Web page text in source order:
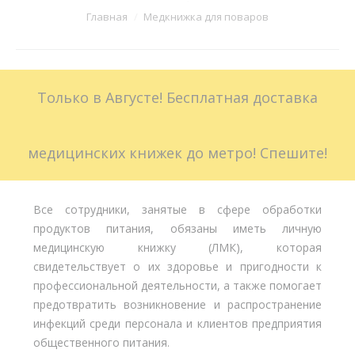
Акции
Контакты
Главная Медкнижка для поваров
Только в Августе! Бесплатная доставка
медицинских книжек до метро! Спешите!
Все сотрудники, занятые в сфере обработки
продуктов питания, обязаны иметь личную
медицинскую книжку (ЛМК), которая
свидетельствует о их здоровье и пригодности к
профессиональной деятельности, а также помогает
предотвратить возникновение и распространение
инфекций среди персонала и клиентов предприятия
общественного питания.